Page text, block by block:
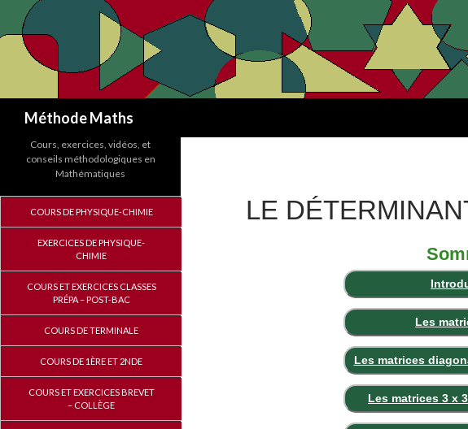
Méthode Maths
LE
Les
Les matrices
Les matrices 3 x
Cours, exercices, vidéos, et
conseils méthodologiques en
Mathématiques
COURS DE PHYSIQUE-CHIMIE
EXERCICES DE PHYSIQUE-
CHIMIE
COURS ET EXERCICES CLASSES
PRÉPA – POST-BAC
COURS DE TERMINALE
COURS DE 1ÈRE ET 2NDE
COURS ET EXERCICES BREVET
– COLLÈGE